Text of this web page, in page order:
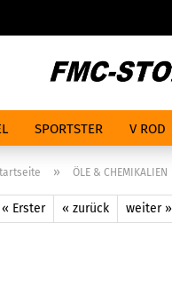
SPORTSTER V ROD
» ÖLE & CHEMIKALIEN
« Erster « zurück weiter »